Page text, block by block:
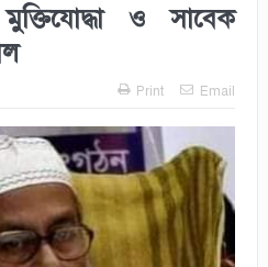
ও সাবেক
Print Email